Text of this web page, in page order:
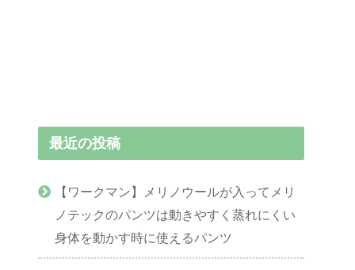
最近の投稿
【ワークマン】メリノウールが入ってメリ
ノテックのパンツは動きやすく蒸れにくい
身体を動かす時に使えるパンツ